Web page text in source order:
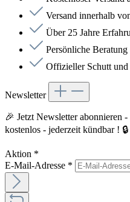
Versand innerhalb
Über 25 Jahre
Persönliche Beratung
Offizieller Schutt und
Newsletter
🎉 Jetzt Newsletter abonnieren
kostenlos - jederzeit kündbar ! 🔒
Aktion *
E-Mail-Adresse *